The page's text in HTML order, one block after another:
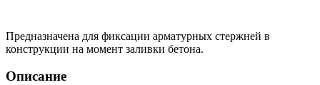
Предназначена для фиксации арматурных стержней в
конструкции на момент заливки бетона.
Описание